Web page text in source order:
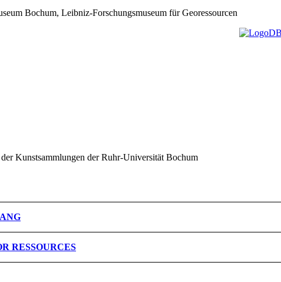
Bochum, Leibniz-Forschungsmuseum für Georessourcen
Kunstsammlungen der Ruhr-Universität Bochum
RESSOURCES